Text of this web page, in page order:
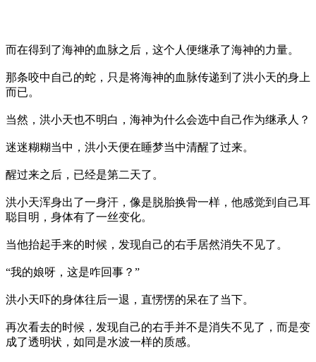
而在得到了海神的血脉之后，这个人便继承了海神的力量。
那条咬中自己的蛇，只是将海神的血脉传递到了洪小天的身上
而已。
当然，洪小天也不明白，海神为什么会选中自己作为继承人？
迷迷糊糊当中，洪小天便在睡梦当中清醒了过来。
醒过来之后，已经是第二天了。
洪小天浑身出了一身汗，像是脱胎换骨一样，他感觉到自己耳
聪目明，身体有了一丝变化。
当他抬起手来的时候，发现自己的右手居然消失不见了。
“我的娘呀，这是咋回事？”
洪小天吓的身体往后一退，直愣愣的呆在了当下。
再次看去的时候，发现自己的右手并不是消失不见了，而是变
成了透明状，如同是水波一样的质感。